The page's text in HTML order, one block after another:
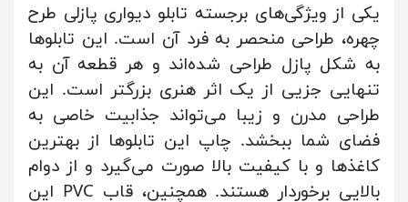
یکی از ویژگی‌های برجسته تابلو دیواری پازلی طرح
چهره، طراحی منحصر به فرد آن است. این تابلوها
به شکل پازل طراحی شده‌اند و هر قطعه آن به
تنهایی جزیی از یک اثر هنری بزرگتر است. این
طراحی مدرن و زیبا می‌تواند جذابیت خاصی به
فضای شما ببخشد. چاپ این تابلوها از بهترین
کاغذها و با کیفیت بالا صورت می‌گیرد و از دوام
بالایی برخوردار هستند. همچنین، قاب PVC این